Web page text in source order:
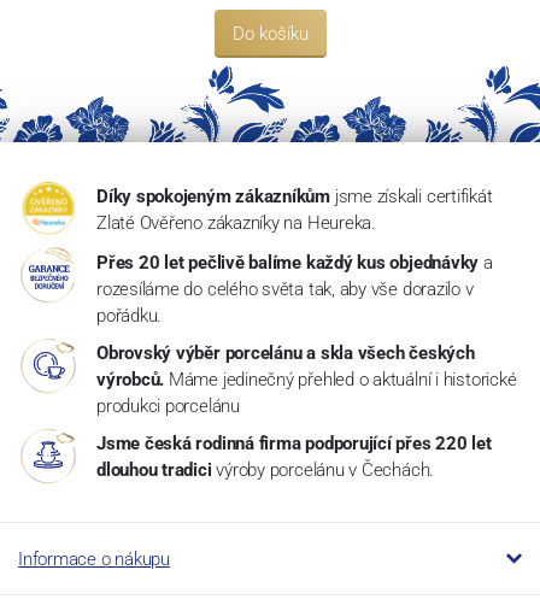
Do košíku
Díky spokojeným zákazníkům jsme získali certifikát
Zlaté Ověřeno zákazníky na Heureka.
Přes 20 let pečlivě balíme každý kus objednávky a
rozesíláme do celého světa tak, aby vše dorazilo v
pořádku.
Obrovský výběr porcelánu a skla všech českých
výrobců. Máme jedinečný přehled o aktuální i historické
produkci porcelánu
Jsme česká rodinná firma podporující přes 220 let
dlouhou tradici výroby porcelánu v Čechách.
Informace o nákupu